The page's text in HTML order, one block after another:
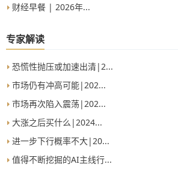
财经早餐 | 2026年...
专家解读
恐慌性抛压或加速出清|2...
市场仍有冲高可能|202...
市场再次陷入震荡|202...
大涨之后买什么|2024...
进一步下行概率不大|20...
值得不断挖掘的AI主线行...